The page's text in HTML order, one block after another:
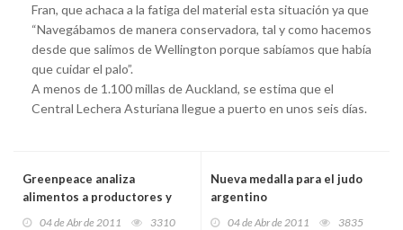
Fran, que achaca a la fatiga del material esta situación ya que
“Navegábamos de manera conservadora, tal y como hacemos
desde que salimos de Wellington porque sabíamos que había
que cuidar el palo”.
A menos de 1.100 millas de Auckland, se estima que el
Central Lechera Asturiana llegue a puerto en unos seis días.
Greenpeace analiza
alimentos a productores y
04 de Abr de 2011 3310
Nueva medalla para el judo
argentino
04 de Abr de 2011 3835